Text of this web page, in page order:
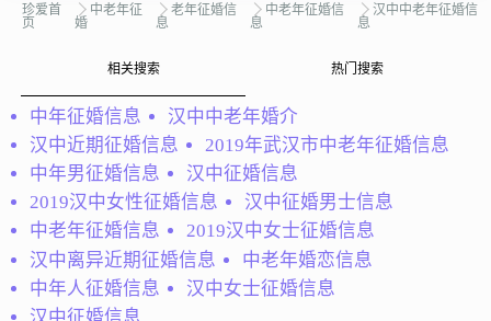
私聊TA
个人有点内向，比较宅。对另一半的要求很简单，两个字
“人品”。不是奔着结婚这一目的就不必打扰了，我不是会员
某些信息看不到，请见谅。还有就是实名...
Yangod
陕西汉中
40岁 | 离异 | 172cm | 5001-8000元
寻找异性：
29-34岁 | 160-173cm | 离异
珍爱首
页
中老年征
婚
老年征婚信
息
中老年征婚信
息
汉中中老年征婚信
息
相关搜索 热门搜索
中年征婚信息
汉中中老年婚介
汉中近期征婚信息
2019年武汉市中老年征婚信息
中年男征婚信息
汉中征婚信息
2019汉中女性征婚信息
汉中征婚男士信息
中老年征婚信息
2019汉中女士征婚信息
汉中离异近期征婚信息
中老年婚恋信息
中年人征婚信息
汉中女士征婚信息